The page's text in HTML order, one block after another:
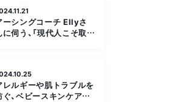
ーシングコーチ Ellyさ
に伺う、「現代人こそ取り
レルギーや肌トラブルを
ぐ、ベビースキンケアの